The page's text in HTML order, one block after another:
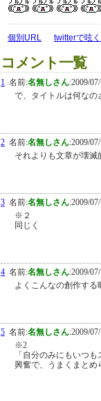
個別URL twitterで呟く
コメント一覧
1 名前:名無しさん:2009/
で、タイトルは何なの
2 名前:名無しさん:2009/
それよりも文章が壊
3 名前:名無しさん:2009/
※２
同じく
4 名前:名無しさん:2009/
よくこんなの創作する
5 名前:名無しさん:2009/
※2
「自分のみにもいつ
興奮で、うまくまとめ